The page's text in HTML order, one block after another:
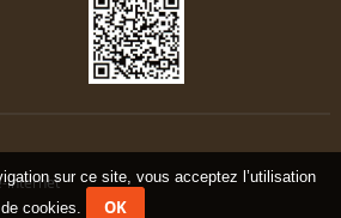
sur ce site, vous acceptez l’utilisation
de cookies.
OK
internet